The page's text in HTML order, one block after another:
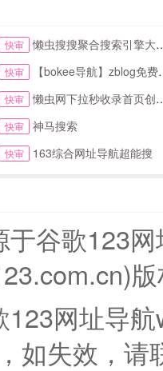
快审 懒虫搜搜聚合搜索引擎大全抖音头条综合搜索
快审 【bokee导航】zblog免费自动收录检查反链
快审 懒虫网下拉秒收录首页创新123网址导航首页
快审 神马搜索
快审 163综合网址导航超能搜
于谷歌123
网址导
如失效，